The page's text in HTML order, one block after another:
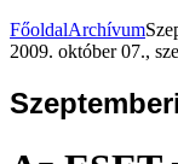
FőoldalArchívum
2009. október 07.,